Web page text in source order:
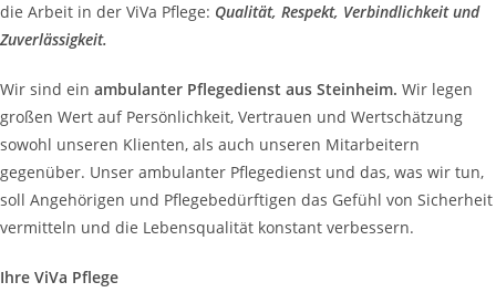
die Arbeit in der ViVa Pflege: Qualität, Respekt, Verbindlichkeit und
Zuverlässigkeit.
Wir sind ein ambulanter Pflegedienst aus Steinheim. Wir legen
großen Wert auf Persönlichkeit, Vertrauen und Wertschätzung
sowohl unseren Klienten, als auch unseren Mitarbeitern
gegenüber. Unser ambulanter Pflegedienst und das, was wir tun,
soll Angehörigen und Pflegebedürftigen das Gefühl von Sicherheit
vermitteln und die Lebensqualität konstant verbessern.
Ihre ViVa Pflege